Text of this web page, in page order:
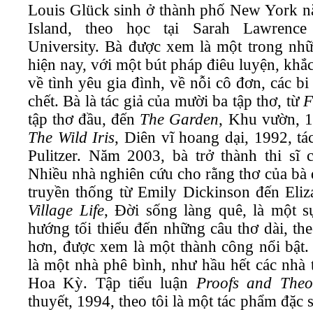
Louis Glück sinh ở thành phố New York
Island, theo học tại Sarah
University. Bà được xem là một trong
hiện nay, với một bút pháp điêu luyện,
về tình yêu gia đình, về nỗi cô đơn, các
chết. Bà là tác giả của mười ba tập thơ, từ
tập thơ đầu, đến The Garden, Khu vườn,
The Wild Iris, Diên vĩ hoang dại, 1992,
Pulitzer. Năm 2003, bà trở thành thi sĩ
Nhiều nhà nghiên cứu cho rằng thơ của
truyền thống từ Emily Dickinson đến
Village Life, Đời sống làng quê, là một
hướng tối thiểu đến những câu thơ dài,
hơn, được xem là một thành công nổi
là một nhà phê bình, như hầu hết các
Hoa Kỳ. Tập tiểu luận Proofs and
thuyết, 1994, theo tôi là một tác phẩm đặc